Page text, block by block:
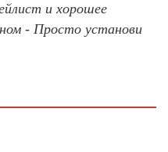
и хорошее
- Просто установи